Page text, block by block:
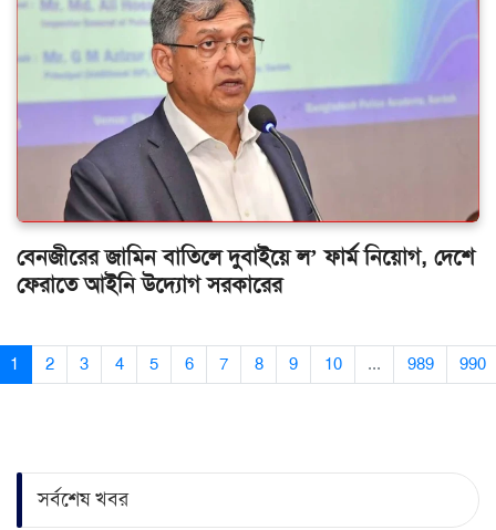
বেনজীরের জামিন বাতিলে দুবাইয়ে ল’ ফার্ম নিয়োগ, দেশে
ফেরাতে আইনি উদ্যোগ সরকারের
1 2 3 4 5 6 7 8 9 10 ... 989 990
সর্বশেষ খবর